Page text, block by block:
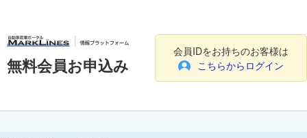
無料会員お申込み
会員IDをお持ちのお客様は
こちらからログイン